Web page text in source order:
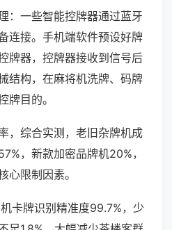
：一些智能控牌器通过蓝牙
连接。手机端软件预设好牌
牌器，控牌器接收到信号后
结构，在麻将机洗牌、码牌
牌目的。
，综合实测，老旧杂牌机成
，新款加密品牌机20%，
心限制因素。
卡牌识别精准度99.7%，少